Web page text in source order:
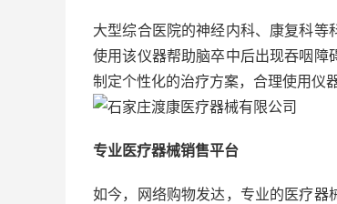
大型综合医院的神经内科、康复科
使用该仪器帮助脑卒中后出现吞咽障
制定个性化的治疗方案，合理使用仪器
专业医疗器械销售平台
如今，网络购物发达，专业的医疗器